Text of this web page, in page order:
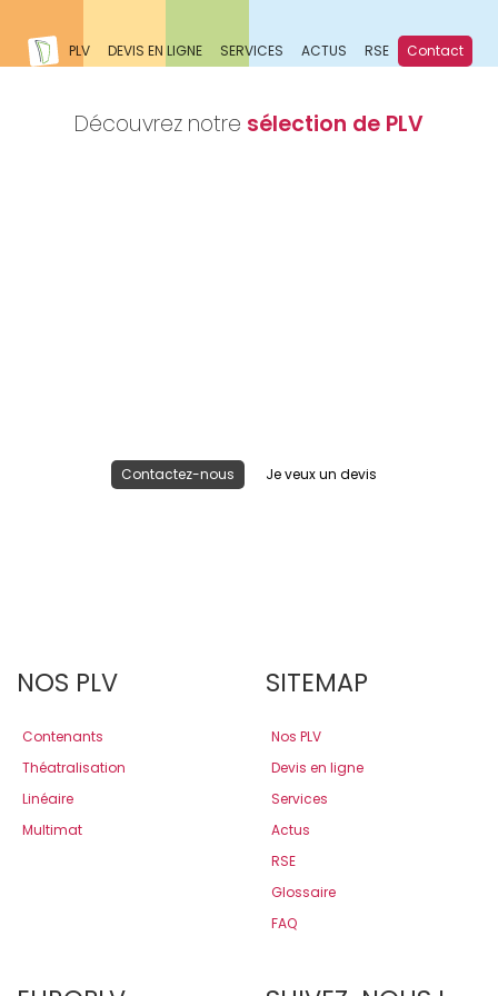
PLV DEVIS EN LIGNE SERVICES ACTUS RSE Contact
Découvrez notre sélection de PLV
Contactez-nous Je veux un devis
NOS PLV
Contenants
Théatralisation
Linéaire
Multimat
SITEMAP
Nos PLV
Devis en ligne
Services
Actus
RSE
Glossaire
FAQ